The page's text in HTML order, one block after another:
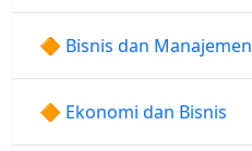
🔶 Bisnis dan Manajemen
🔶 Ekonomi dan Bisnis